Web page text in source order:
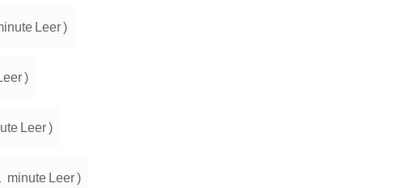
Leer )
)
Leer )
minute Leer )